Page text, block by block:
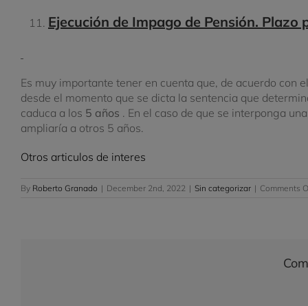
Ejecución de Impago de Pensión. Plazo
Es muy importante tener en cuenta que, de acuerdo
desde el momento que se dicta la sentencia que
caduca a los 5 años . En el caso de que se interponga
ampliaría a otros 5 años.
Otros articulos de interes
By Roberto Granado | December 2nd, 2022 | Sin categorizar | Comments